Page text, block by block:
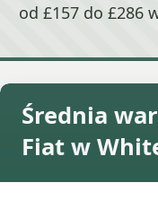
od £157 do £286
Średnia
Fiat w